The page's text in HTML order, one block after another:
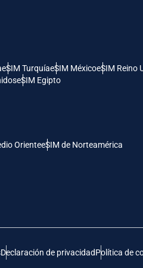
eSIM TurquíaeSIM MéxicoeSIM Reino
eSIM Egipto
OrienteeSIM de Norteamérica
Declaración de privacidadPolítica de
Deutsch
Polski
THB - Baht Tailandés